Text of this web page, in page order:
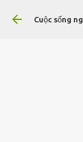
Cuộc sống